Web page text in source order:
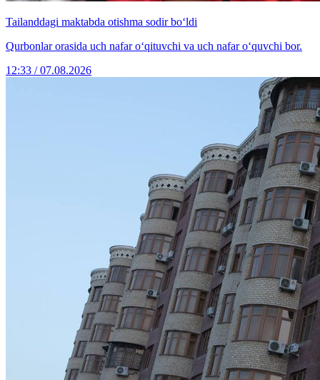
Tailanddagi maktabda otishma sodir bo‘ldi
Qurbonlar orasida uch nafar o‘qituvchi va uch nafar o‘quvchi bor.
12:33 / 07.08.2026